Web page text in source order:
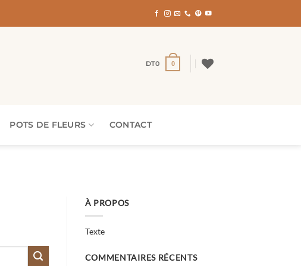
DT0 0
POTS DE FLEURS CONTACT
À PROPOS
Texte
COMMENTAIRES RÉCENTS